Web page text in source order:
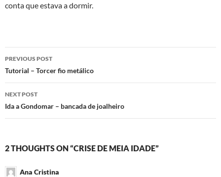
conta que estava a dormir.
Post
navigation
PREVIOUS POST
Tutorial – Torcer fio metálico
NEXT POST
Ida a Gondomar – bancada de joalheiro
2 THOUGHTS ON “CRISE DE MEIA IDADE”
Ana Cristina